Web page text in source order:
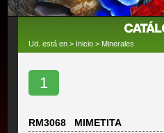
Ud. está en > Inicio > Minerales
1
RM3068 MIMETITA